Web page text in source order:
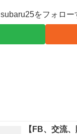
subaru25をフォロー
【FB、交流